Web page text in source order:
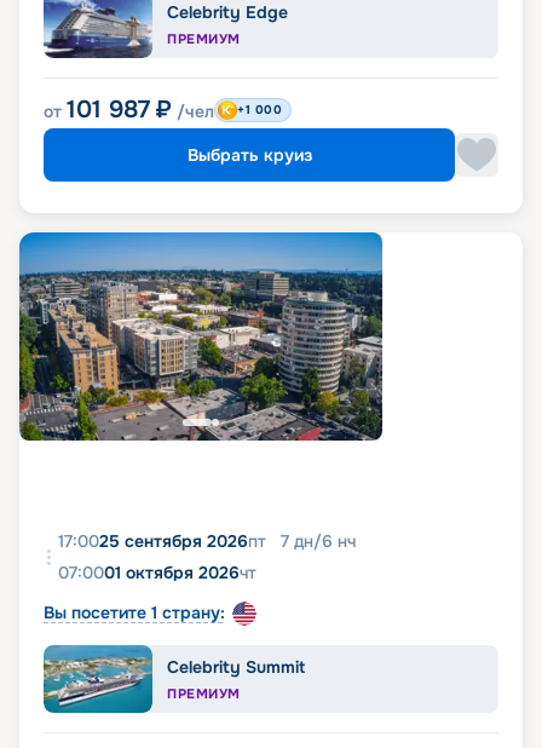
Celebrity Edge
ПРЕМИУМ
от 101 987 ₽ /чел +1 000
Выбрать круиз
17:0025 сентября 2026пт 7 дн/6 нч
07:0001 октября 2026чт
Вы посетите 1 страну:
Celebrity Summit
ПРЕМИУМ